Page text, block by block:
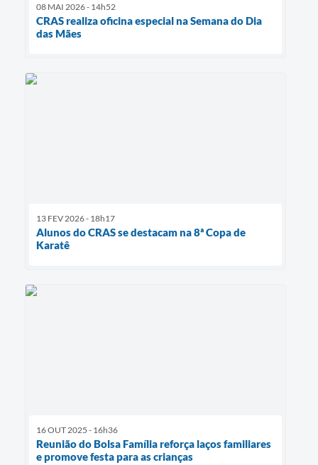
08 MAI 2026 - 14h52
CRAS realiza oficina especial na Semana do Dia
das Mães
13 FEV 2026 - 18h17
Alunos do CRAS se destacam na 8ª Copa de
Karatê
16 OUT 2025 - 16h36
Reunião do Bolsa Família reforça laços familiares
e promove festa para as crianças